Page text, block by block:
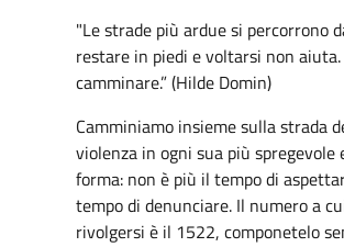
"Le strade più ardue si percorrono
restare in piedi e voltarsi non
camminare.” (Hilde Domin)
Camminiamo insieme sulla strada
violenza in ogni sua più spregevole
forma: non è più il tempo di
tempo di denunciare. Il numero a
rivolgersi è il 1522, componetelo